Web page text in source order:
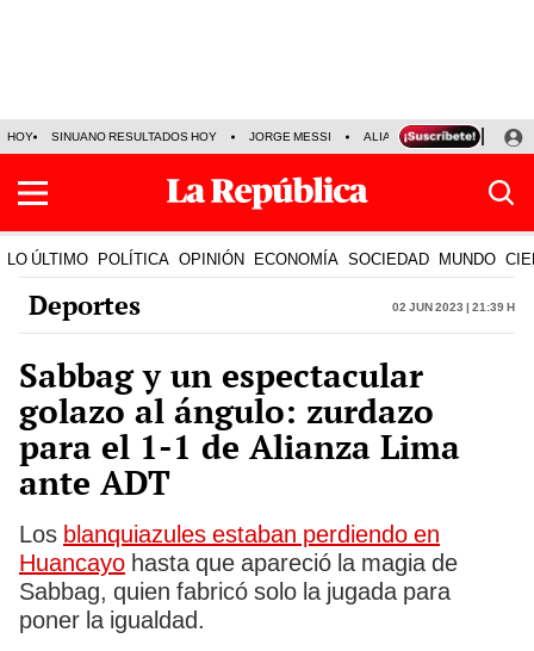
HOY SINUANO RESULTADOS HOY JORGE MESSI ALIANZA LIMA VS SPORT
LO ÚLTIMO POLÍTICA OPINIÓN ECONOMÍA SOCIEDAD MUNDO
Deportes 02 Jun 2023 | 21:39 h
Sabbag y un espectacular
golazo al ángulo: zurdazo
para el 1-1 de Alianza Lima
ante ADT
Los blanquiazules estaban perdiendo en
Huancayo hasta que apareció la magia de
Sabbag, quien fabricó solo la jugada para
poner la igualdad.